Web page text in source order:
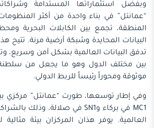
وبفضل استثماراتها المستدامة
“عمانتل” في بناء واحدة من أكثر
المنطقة، تجمع بين الكابلات البحرية
البيانات المحايدة وشبكة أرضية مرنة. تتيح
تدفق البيانات العالمية بشكل آمن وسريع،
بين مختلف الدول وهو ما يجعل من سلطنة
موثوقة ومحوراً رئيساً للربط الدولي.
وفي إطار توسعها، طورت “عمانتل” مركزي
العالمية. يوفر هذان المركزان بيئة